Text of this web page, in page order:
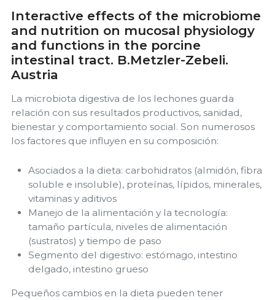
Interactive effects of the microbiome
and nutrition on mucosal physiology
and functions in the porcine
intestinal tract. B.Metzler-Zebeli.
Austria
La microbiota digestiva de los lechones guarda
relación con sus resultados productivos, sanidad,
bienestar y comportamiento social. Son numerosos
los factores que influyen en su composición:
Asociados a la dieta: carbohidratos (almidón, fibra
soluble e insoluble), proteínas, lípidos, minerales,
vitaminas y aditivos
Manejo de la alimentación y la tecnología:
tamaño partícula, niveles de alimentación
(sustratos) y tiempo de paso
Segmento del digestivo: estómago, intestino
delgado, intestino grueso
Pequeños cambios en la dieta pueden tener